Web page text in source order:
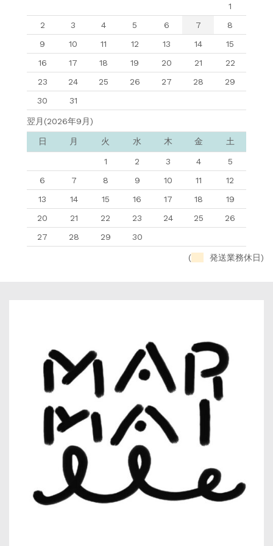
1
2
3 4 5 6 7
8
9
10 11 12 13 14
15
16
17 18 19 20 21
22
23
24 25 26 27 28
29
30
31
翌月(2026年9月)
日 月 火 水 木 金 土
1 2 3 4
5
6
7 8 9 10 11
12
13
14 15 16 17 18
19
20
21 22 23 24 25
26
27
28 29 30
( 発送業務休日)